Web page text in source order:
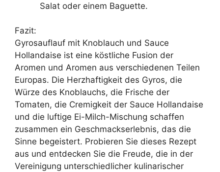
Salat oder einem Baguette.
Fazit:
Gyrosauflauf mit Knoblauch und Sauce
Hollandaise ist eine köstliche Fusion der
Aromen und Aromen aus verschiedenen Teilen
Europas. Die Herzhaftigkeit des Gyros, die
Würze des Knoblauchs, die Frische der
Tomaten, die Cremigkeit der Sauce Hollandaise
und die luftige Ei-Milch-Mischung schaffen
zusammen ein Geschmackserlebnis, das die
Sinne begeistert. Probieren Sie dieses Rezept
aus und entdecken Sie die Freude, die in der
Vereinigung unterschiedlicher kulinarischer